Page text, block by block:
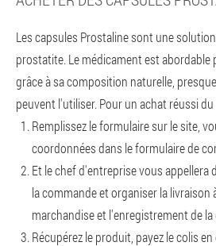
Les capsules Prostaline sont une
prostatite. Le médicament est abordable
grâce à sa composition naturelle,
peuvent l'utiliser. Pour un achat réussi
Remplissez le formulaire sur le site,
coordonnées dans le formulaire de
Et le chef d'entreprise vous appellera
la commande et organiser la livraison
marchandise et l'enregistrement de la
Récupérez le produit, payez le colis